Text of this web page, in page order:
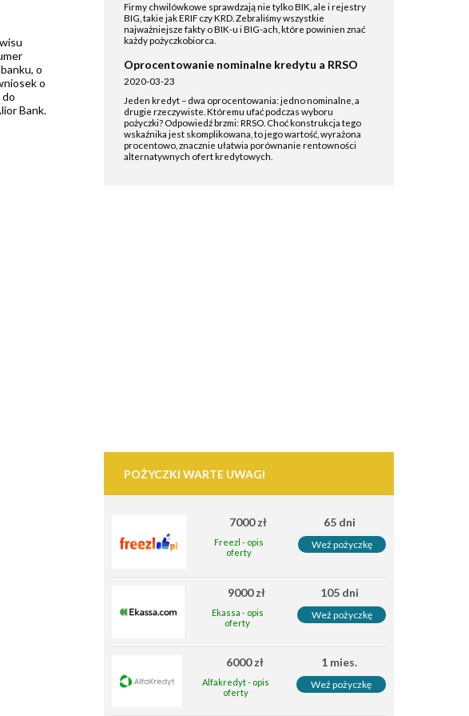
o
o
Bank.
Firmy chwilówkowe sprawdzają nie tylko BIK, ale i rejestry
BIG, takie jak ERIF czy KRD. Zebraliśmy wszystkie
najważniejsze fakty o BIK-u i BIG-ach, które powinien znać
każdy pożyczkobiorca.
Oprocentowanie nominalne kredytu a RRSO
2020-03-23
Jeden kredyt – dwa oprocentowania: jedno nominalne, a
drugie rzeczywiste. Któremu ufać podczas wyboru
pożyczki? Odpowiedź brzmi: RRSO. Choć konstrukcja tego
wskaźnika jest skomplikowana, to jego wartość, wyrażona
procentowo, znacznie ułatwia porównanie rentowności
alternatywnych ofert kredytowych.
POŻYCZKI WARTE UWAGI
7000 zł 65 dni
Freezl - opis
oferty
Weź pożyczkę
9000 zł 105 dni
Ekassa - opis
oferty
Weź pożyczkę
6000 zł 1 mies.
Alfakredyt - opis
oferty
Weź pożyczkę